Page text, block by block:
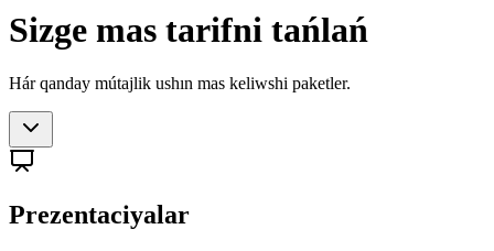
Sizge mas tarifni tańlań
Hár qanday mútajlik ushın mas keliwshi paketler.
Prezentaciyalar